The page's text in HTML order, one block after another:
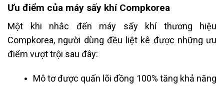
Ưu điểm của máy sấy khí Compkorea
Một khi nhắc đến máy sấy khí thương hiệu
Compkorea, người dùng đều liệt kê được những ưu
điểm vượt trội sau đây:
Mô tơ được quấn lõi đồng 100% tăng khả năng